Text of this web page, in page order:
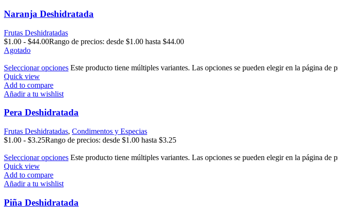
Naranja Deshidratada
Frutas Deshidratadas
$1.00 - $44.00Rango de precios: desde $1.00 hasta $44.00
Agotado
Seleccionar opciones Este producto tiene múltiples variantes. Las opciones se pueden elegir en la página de
Quick view
Add to compare
Añadir a tu wishlist
Pera Deshidratada
Frutas Deshidratadas, Condimentos y Especias
$1.00 - $3.25Rango de precios: desde $1.00 hasta $3.25
Seleccionar opciones Este producto tiene múltiples variantes. Las opciones se pueden elegir en la página de
Quick view
Add to compare
Añadir a tu wishlist
Piña Deshidratada